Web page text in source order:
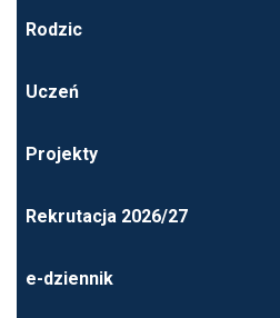
Rodzic
Uczeń
Projekty
Rekrutacja 2026/27
e-dziennik